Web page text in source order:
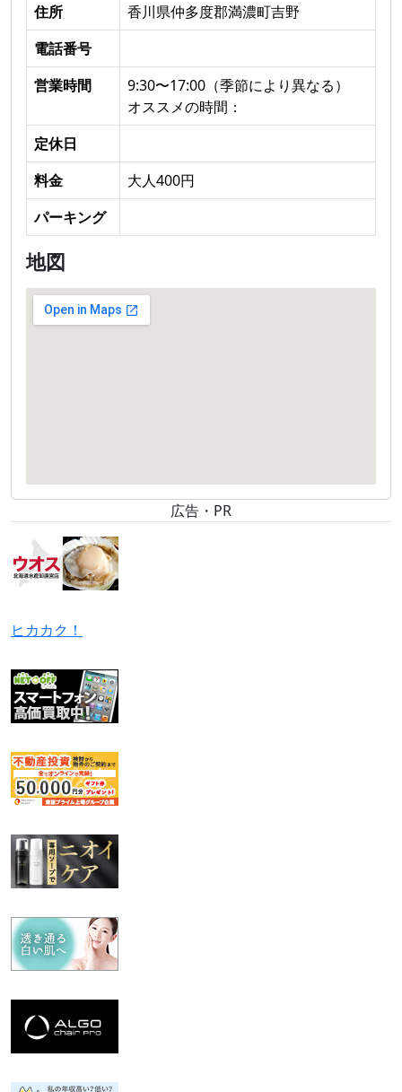
住所
香川県仲多度郡満濃町吉野
電話番号
営業時間
9:30〜17:00（季節により異なる）
オススメの時間：
定休日
料金
大人400円
パーキング
地図
広告・PR
ヒカカク！